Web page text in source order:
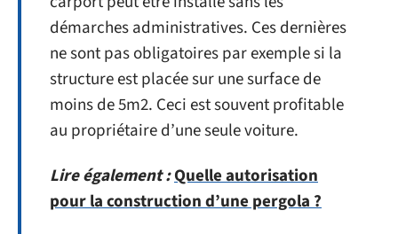
démarches administratives. Ces dernières
ne sont pas obligatoires par exemple si la
structure est placée sur une surface de
moins de 5m2. Ceci est souvent profitable
au propriétaire d’une seule voiture.
Lire également :Quelle autorisation
pour la construction d’une pergola ?